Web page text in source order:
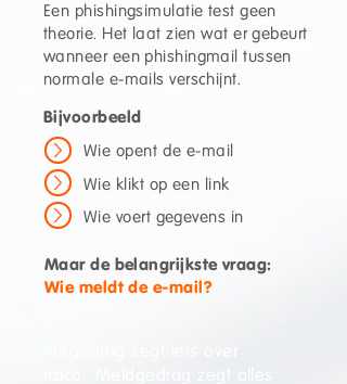
Een phishingsimulatie test geen
theorie. Het laat zien wat er gebeurt
wanneer een phishingmail tussen
normale e-mails verschijnt.
Bijvoorbeeld
Wie opent de e-mail
Wie klikt op een link
Wie voert gegevens in
Maar de belangrijkste vraag:
Wie meldt de e-mail?